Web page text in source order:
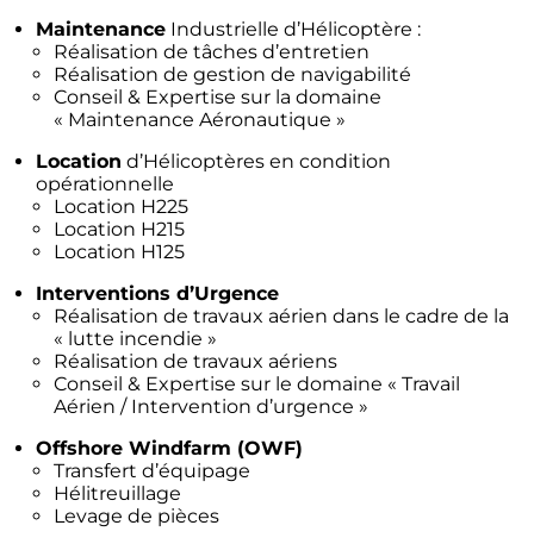
Maintenance Industrielle d’Hélicoptère :
Réalisation de tâches d’entretien
Réalisation de gestion de navigabilité
Conseil & Expertise sur la domaine
« Maintenance Aéronautique »
Location d’Hélicoptères en condition
opérationnelle
Location H225
Location H215
Location H125
Interventions d’Urgence
Réalisation de travaux aérien dans le cadre de la
« lutte incendie »
Réalisation de travaux aériens
Conseil & Expertise sur le domaine « Travail
Aérien / Intervention d’urgence »
Offshore Windfarm (OWF)
Transfert d’équipage
Hélitreuillage
Levage de pièces